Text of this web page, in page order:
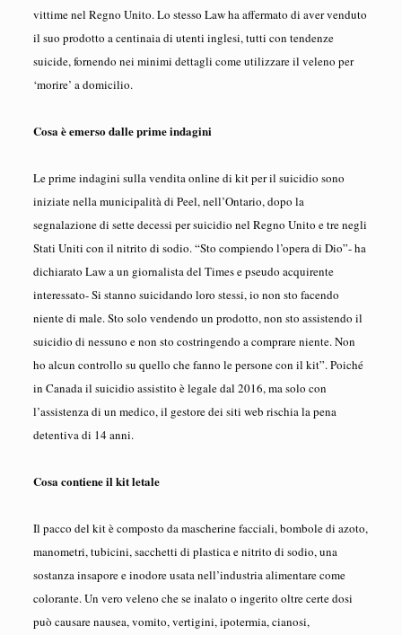
vittime nel Regno Unito. Lo stesso Law ha affermato di aver venduto
il suo prodotto a centinaia di utenti inglesi, tutti con tendenze
suicide, fornendo nei minimi dettagli come utilizzare il veleno per
‘morire’ a domicilio.
Cosa è emerso dalle prime indagini
Le prime indagini sulla vendita online di kit per il suicidio sono
iniziate nella municipalità di Peel, nell’Ontario, dopo la
segnalazione di sette decessi per suicidio nel Regno Unito e tre negli
Stati Uniti con il nitrito di sodio. “Sto compiendo l’opera di Dio”- ha
dichiarato Law a un giornalista del Times e pseudo acquirente
interessato- Si stanno suicidando loro stessi, io non sto facendo
niente di male. Sto solo vendendo un prodotto, non sto assistendo il
suicidio di nessuno e non sto costringendo a comprare niente. Non
ho alcun controllo su quello che fanno le persone con il kit”. Poiché
in Canada il suicidio assistito è legale dal 2016, ma solo con
l’assistenza di un medico, il gestore dei siti web rischia la pena
detentiva di 14 anni.
Cosa contiene il kit letale
Il pacco del kit è composto da mascherine facciali, bombole di azoto,
manometri, tubicini, sacchetti di plastica e nitrito di sodio, una
sostanza insapore e inodore usata nell’industria alimentare come
colorante. Un vero veleno che se inalato o ingerito oltre certe dosi
può causare nausea, vomito, vertigini, ipotermia, cianosi,